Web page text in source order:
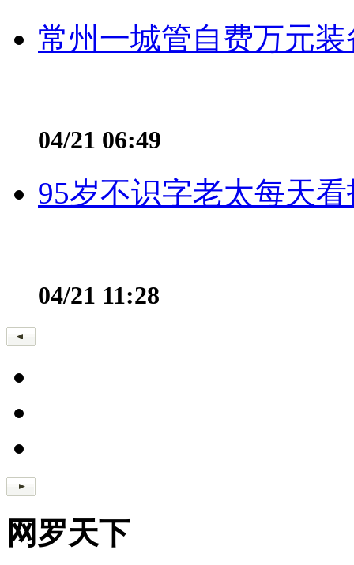
常州一城管自费万元
04/21 06:49
95岁不识字老太每天
04/21 11:28
网罗天下